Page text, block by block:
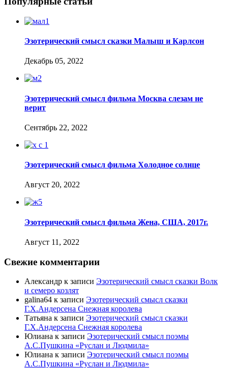
Эзотерический смысл сказки Малыш и Карлсон
Декабрь 05, 2022
Эзотерический смысл фильма Москва слезам не
верит
Сентябрь 22, 2022
Эзотерический смысл фильма Холодное солнце
Август 20, 2022
Эзотерический смысл фильма Жена, США, 2017г.
Август 11, 2022
Свежие комментарии
Александр к записи Эзотерический смысл сказки Волк
и семеро козлят
galina64 к записи Эзотерический смысл сказки
Г.Х.Андерсена Снежная королева
Татьяна к записи Эзотерический смысл сказки
Г.Х.Андерсена Снежная королева
Юлиана к записи Эзотерический смысл поэмы
А.С.Пушкина «Руслан и Людмила»
Юлиана к записи Эзотерический смысл поэмы
А.С.Пушкина «Руслан и Людмила»